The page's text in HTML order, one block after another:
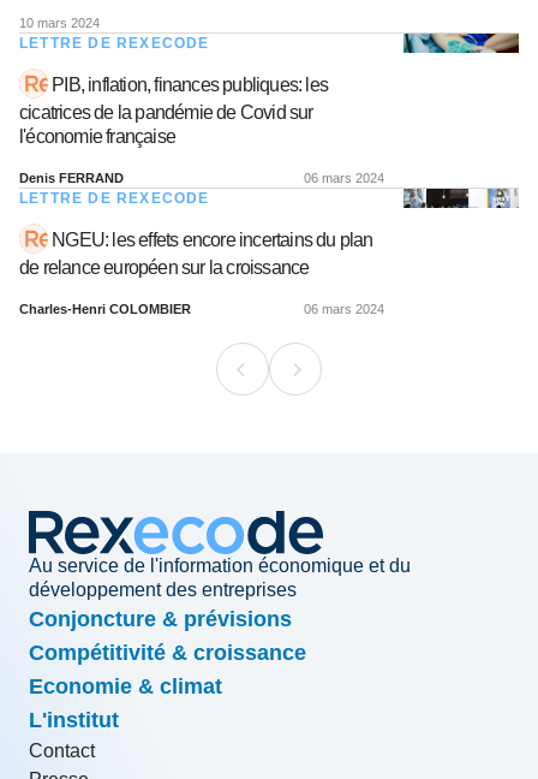
10 mars 2024
LETTRE DE REXECODE
PIB, inflation, finances publiques: les
cicatrices de la pandémie de Covid sur
l'économie française
Denis FERRAND 06 mars 2024
LETTRE DE REXECODE
NGEU: les effets encore incertains du plan
de relance européen sur la croissance
Charles-Henri COLOMBIER 06 mars 2024
Au service de l'information économique et du
développement des entreprises
Conjoncture & prévisions
Compétitivité & croissance
Economie & climat
L'institut
Contact